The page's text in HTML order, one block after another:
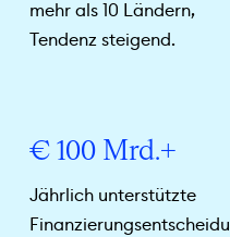
mehr als 10 Ländern,
Tendenz steigend.
€ 100 Mrd.+
Jährlich unterstützte
Finanzierungsentscheidu